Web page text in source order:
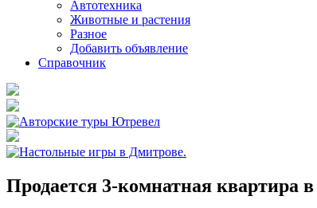
Автотехника
Животные и растения
Разное
Добавить объявление
Справочник
Продается 3-комнатная квартира